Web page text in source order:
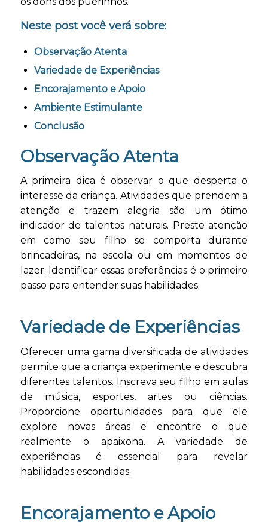
Neste post você verá sobre:
Observação Atenta
Variedade de Experiências
Encorajamento e Apoio
Ambiente Estimulante
Conclusão
Observação Atenta
A primeira dica é observar o que desperta o
interesse da criança. Atividades que prendem a
atenção e trazem alegria são um ótimo
indicador de talentos naturais. Preste atenção
em como seu filho se comporta durante
brincadeiras, na escola ou em momentos de
lazer. Identificar essas preferências é o primeiro
passo para entender suas habilidades.
Variedade de Experiências
Oferecer uma gama diversificada de atividades
permite que a criança experimente e descubra
diferentes talentos. Inscreva seu filho em aulas
de música, esportes, artes ou ciências.
Proporcione oportunidades para que ele
explore novas áreas e encontre o que
realmente o apaixona. A variedade de
experiências é essencial para revelar
habilidades escondidas.
Encorajamento e Apoio